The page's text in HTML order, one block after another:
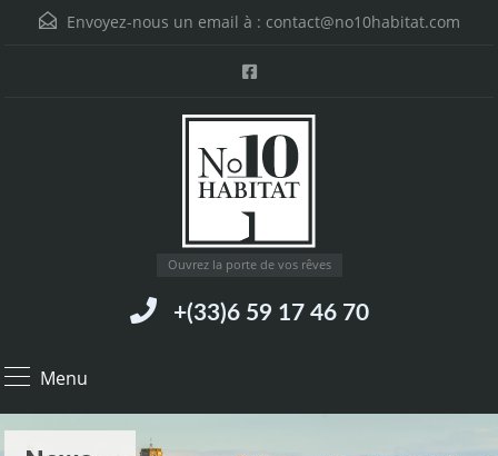
Envoyez-nous un email à : contact@no10habitat.com
Ouvrez la porte de vos rêves
+(33)6 59 17 46 70
Menu